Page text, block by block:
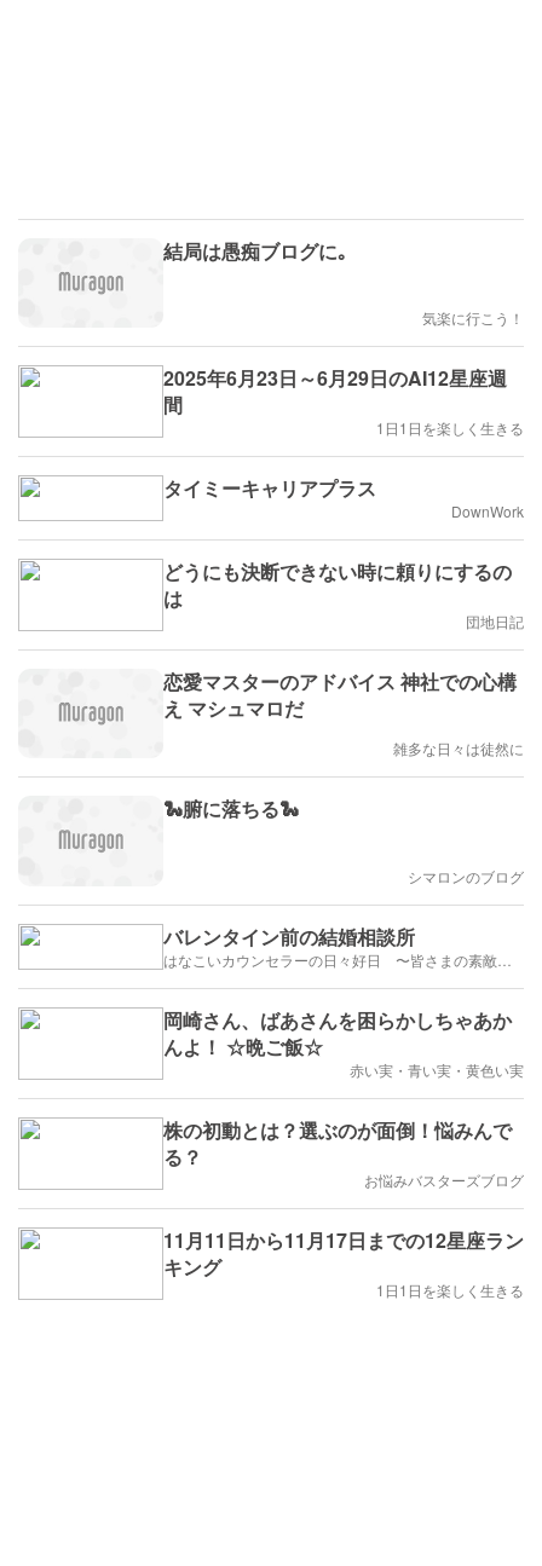
結局は愚痴ブログに｡
気楽に行こう！
2025年6月23日～6月29日のAI12星座週
間
1日1日を楽しく生きる
タイミーキャリアプラス
DownWork
どうにも決断できない時に頼りにするの
は
団地日記
恋愛マスターのアドバイス 神社での心構
え マシュマロだ
雑多な日々は徒然に
🐍腑に落ちる🐍
シマロンのブログ
バレンタイン前の結婚相談所
岡崎さん、ばあさんを困らかしちゃあか
んよ！ ☆晩ご飯☆
赤い実・青い実・黄色い実
株の初動とは？選ぶのが面倒！悩みんで
る？
お悩みバスターズブログ
11月11日から11月17日までの12星座ラン
キング
1日1日を楽しく生きる